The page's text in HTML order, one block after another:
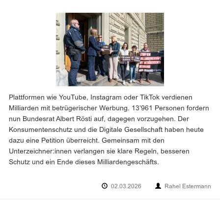
Plattformen wie YouTube, Instagram oder TikTok verdienen
Milliarden mit betrügerischer Werbung. 13’961 Personen fordern
nun Bundesrat Albert Rösti auf, dagegen vorzugehen. Der
Konsumentenschutz und die Digitale Gesellschaft haben heute
dazu eine Petition überreicht. Gemeinsam mit den
Unterzeichner:innen verlangen sie klare Regeln, besseren
Schutz und ein Ende dieses Milliardengeschäfts.
02.03.2026 Rahel Estermann